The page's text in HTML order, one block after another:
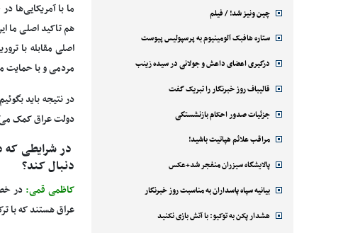
چین ونیز شد! / فیلم
ستاره هافبک آلومینیوم به پرسپولیس پیوست
درگیری اعضای داعش و جولانی در سیده زینب
قالیباف روز خبرنگار را تبریک گفت
جزئیات صدور احکام بازنشستگی
مراقب علائم هپاتیت باشید!
پالایشگاه سیزران منفجر شد+عکس
بیانیه سپاه پاسداران به مناسبت روز خبرنگار
هشدار پکن به توکیو: با آتش بازی نکنید
ما با آمریکایی‌ها
هم تاکید اصلی ما
اصلی مقابله با
مردمی و با حمایت
در نتیجه باید
دولت عراق کمک
در شرایطی که
دنبال کند؟
کاظمی قمی: در
عراق هستند که با